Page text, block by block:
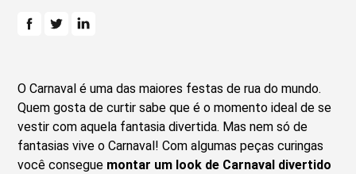
O Carnaval é uma das maiores festas de rua do mundo.
Quem gosta de curtir sabe que é o momento ideal de se
vestir com aquela fantasia divertida. Mas nem só de
fantasias vive o Carnaval! Com algumas peças curingas
você consegue montar um look de Carnaval divertido